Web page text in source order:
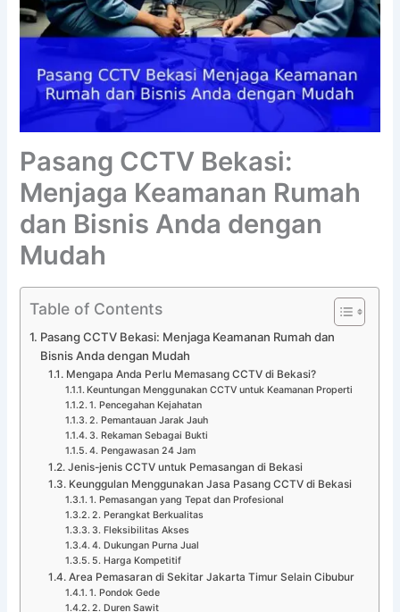
Pasang CCTV Bekasi:
Menjaga Keamanan Rumah
dan Bisnis Anda dengan
Mudah
Table of Contents
Pasang CCTV Bekasi: Menjaga Keamanan Rumah dan
Bisnis Anda dengan Mudah
Mengapa Anda Perlu Memasang CCTV di Bekasi?
Keuntungan Menggunakan CCTV untuk Keamanan Properti
1. Pencegahan Kejahatan
2. Pemantauan Jarak Jauh
3. Rekaman Sebagai Bukti
4. Pengawasan 24 Jam
Jenis-jenis CCTV untuk Pemasangan di Bekasi
Keunggulan Menggunakan Jasa Pasang CCTV di Bekasi
1. Pemasangan yang Tepat dan Profesional
2. Perangkat Berkualitas
3. Fleksibilitas Akses
4. Dukungan Purna Jual
5. Harga Kompetitif
Area Pemasaran di Sekitar Jakarta Timur Selain Cibubur
1. Pondok Gede
2. Duren Sawit